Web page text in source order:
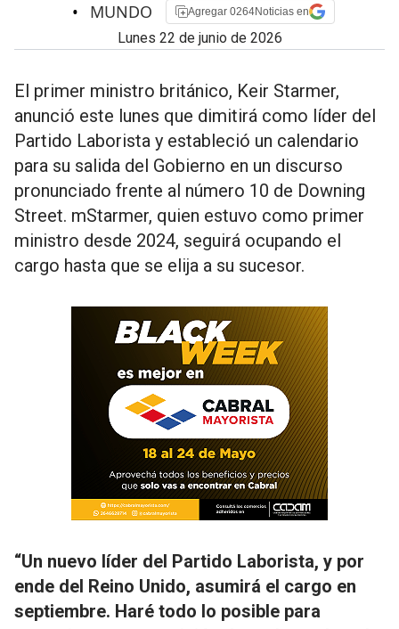
• MUNDO Agregar 0264Noticias en
lunes 22 de junio de 2026
El primer ministro británico, Keir Starmer,
anunció este lunes que dimitirá como líder del
Partido Laborista y estableció un calendario
para su salida del Gobierno en un discurso
pronunciado frente al número 10 de Downing
Street. mStarmer, quien estuvo como primer
ministro desde 2024, seguirá ocupando el
cargo hasta que se elija a su sucesor.
“Un nuevo líder del Partido Laborista, y por
ende del Reino Unido, asumirá el cargo en
septiembre. Haré todo lo posible para